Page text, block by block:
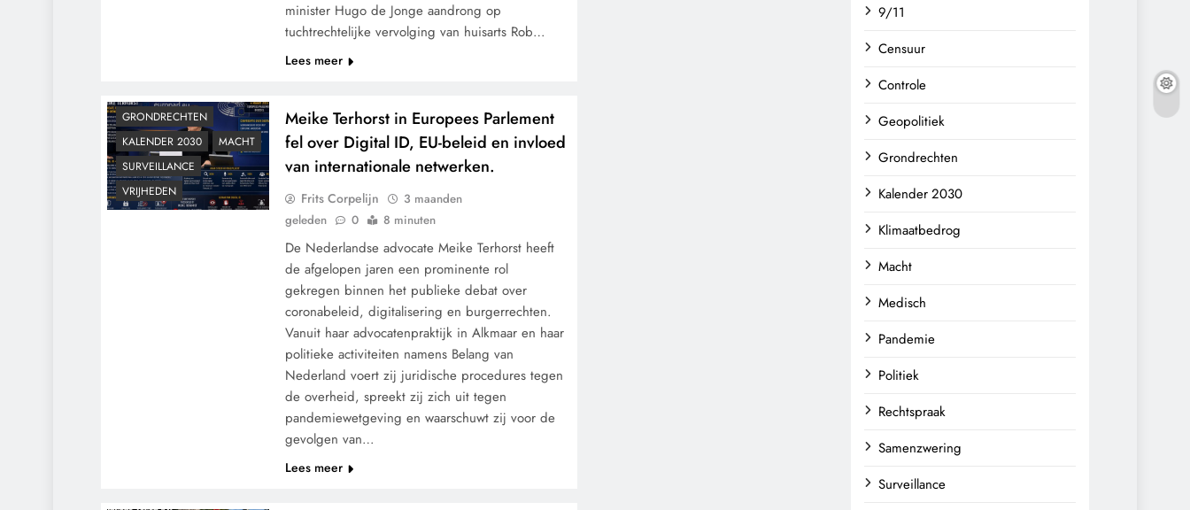
minister Hugo de Jonge aandrong op
tuchtrechtelijke vervolging van huisarts Rob…
Lees meer
GRONDRECHTEN
KALENDER 2030
MACHT
SURVEILLANCE
VRIJHEDEN
Meike Terhorst in Europees Parlement
fel over Digital ID, EU-beleid en invloed
van internationale netwerken.
Frits Corpelijn
3 maanden
geleden
0 8 minuten
De Nederlandse advocate Meike Terhorst heeft
de afgelopen jaren een prominente rol
gekregen binnen het publieke debat over
coronabeleid, digitalisering en burgerrechten.
Vanuit haar advocatenpraktijk in Alkmaar en haar
politieke activiteiten namens Belang van
Nederland voert zij juridische procedures tegen
de overheid, spreekt zij zich uit tegen
pandemiewetgeving en waarschuwt zij voor de
gevolgen van…
Lees meer
9/11
Censuur
Controle
Geopolitiek
Grondrechten
Kalender 2030
Klimaatbedrog
Macht
Medisch
Pandemie
Politiek
Rechtspraak
Samenzwering
Surveillance